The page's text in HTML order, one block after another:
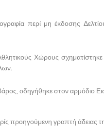
περί μη έκδοσης
Χώρους σχηματίστηκε
οδηγήθηκε στον αρμόδιο
προηγούμενη γραπτή άδειας